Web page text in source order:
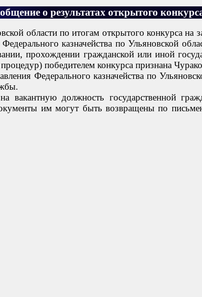
о результатах открытого
области по итогам открытого конкурса
казначейства по Ульяновской
прохождении гражданской или иной
победителем конкурса признана
Федерального казначейства по
вакантную должность государственной
им могут быть возвращены по